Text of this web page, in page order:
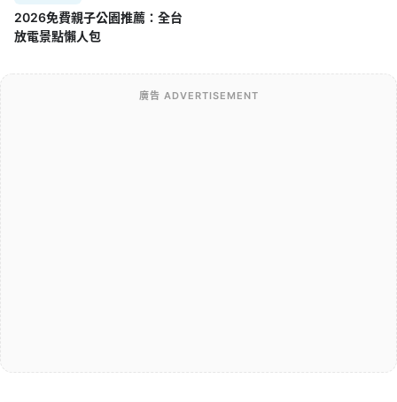
2026免費親子公園推薦：全台
放電景點懶人包
廣告 ADVERTISEMENT